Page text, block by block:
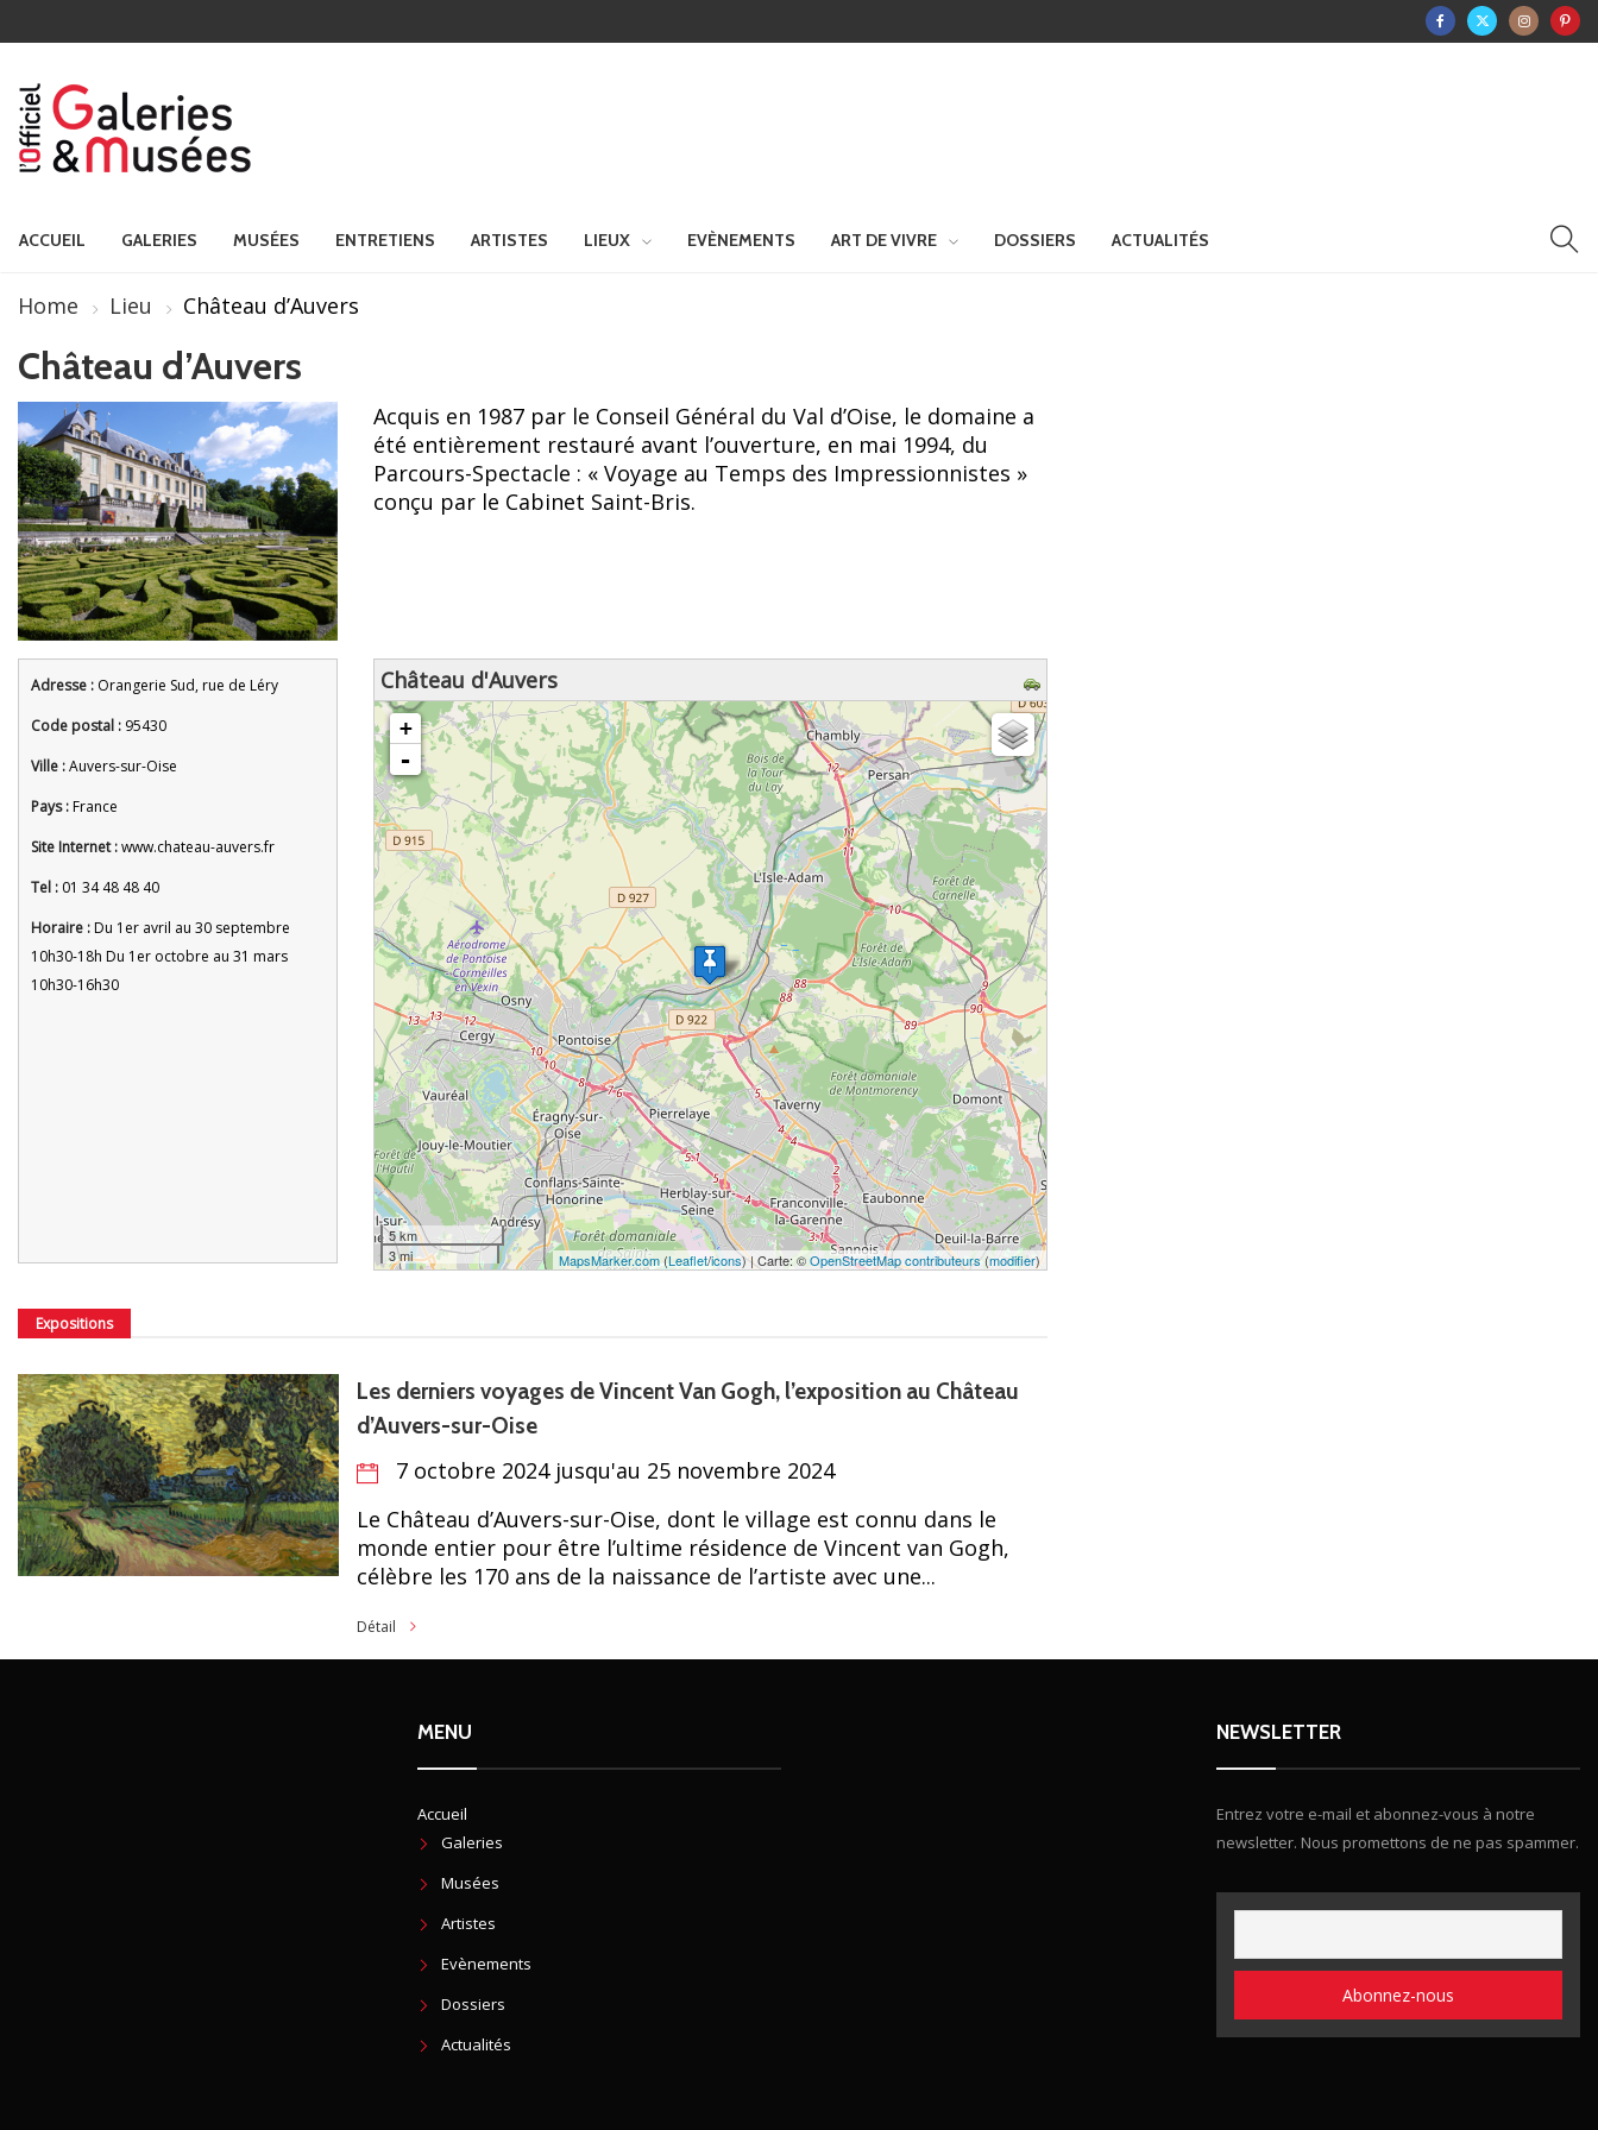
ACCUEIL GALERIES MUSÉES ENTRETIENS ARTISTES LIEUX EVÈNEMENTS ART DE VIVRE DOSSIERS ACTUALITÉS
Home Lieu Château d’Auvers
Château d’Auvers
Acquis en 1987 par le Conseil Général du Val d’Oise, le domaine a
été entièrement restauré avant l’ouverture, en mai 1994, du
Parcours-Spectacle : « Voyage au Temps des Impressionnistes »
conçu par le Cabinet Saint-Bris.
Adresse : Orangerie Sud, rue de Léry
Code postal : 95430
Ville :Auvers-sur-Oise
Pays :France
Site Internet :www.chateau-auvers.fr
Tel : 01 34 48 48 40
Horaire :Du 1er avril au 30 septembre
10h30-18h Du 1er octobre au 31 mars
10h30-16h30
Château d'Auvers
chargement de la carte - veuillez patienter...
+
-
5 km
3 mi
MapsMarker.com(Leaflet/icons) | Carte: ©OpenStreetMap contributeurs(modifier)
Expositions
Les derniers voyages de Vincent Van Gogh, l’exposition au Château
d’Auvers-sur-Oise
7 octobre 2024 jusqu'au 25 novembre 2024
Le Château d’Auvers-sur-Oise, dont le village est connu dans le
monde entier pour être l’ultime résidence de Vincent van Gogh,
célèbre les 170 ans de la naissance de l’artiste avec une...
Détail
MENU
Accueil
Galeries
Musées
Artistes
Evènements
Dossiers
Actualités
NEWSLETTER
Entrez votre e-mail et abonnez-vous à notre
newsletter. Nous promettons de ne pas spammer.